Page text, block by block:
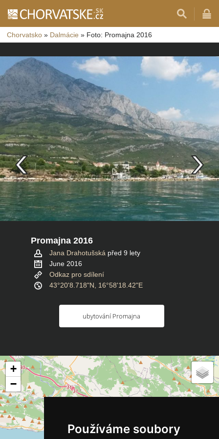
Používáme soubory
Chorvatsko » Dalmácie » Foto: Promajna 2016
Promajna 2016
Jana Drahotušská před 9 lety
June 2016
Odkaz pro sdílení
43°20'8.718"N, 16°58'18.42"E
ubytování Promajna
+
−